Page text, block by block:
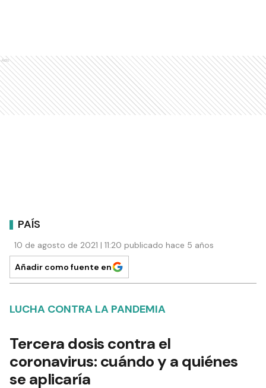
Ads
PAÍS
10 de agosto de 2021 | 11:20 publicado hace 5 años
Añadir como fuente en
LUCHA CONTRA LA PANDEMIA
Tercera dosis contra el
coronavirus: cuándo y a quiénes
se aplicaría